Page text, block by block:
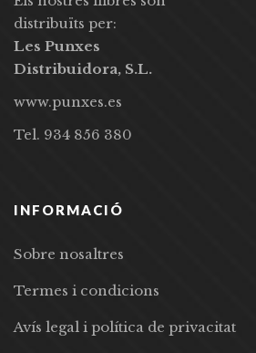
distribuïts per:
Les Punxes
Distribuidora, S.L.
www.punxes.es
Tel. 934 856 380
INFORMACIÓ
Sobre nosaltres
Termes i condicions
Avís legal i política de privacitat